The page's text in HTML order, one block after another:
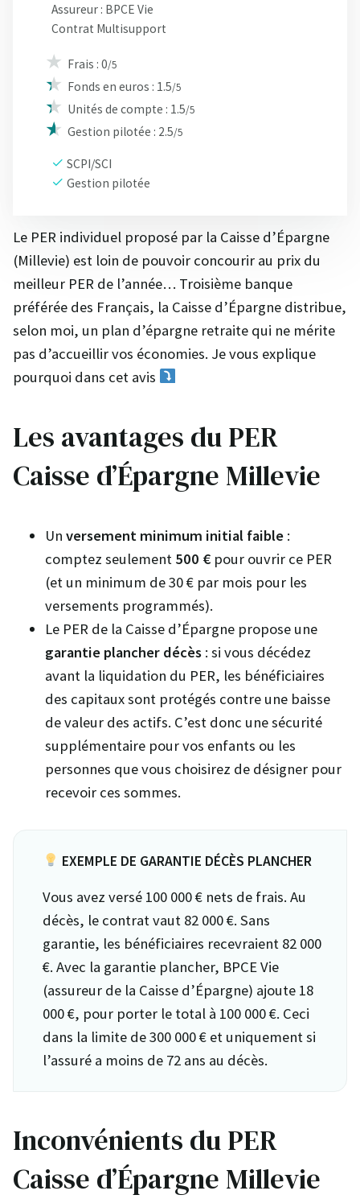
Assureur : BPCE Vie
Contrat Multisupport
Frais : 0/5
Fonds en euros : 1.5/5
Unités de compte : 1.5/5
Gestion pilotée : 2.5/5
SCPI/SCI
Gestion pilotée
Le PER individuel proposé par la Caisse d’Épargne
(Millevie) est loin de pouvoir concourir au prix du
meilleur PER de l’année… Troisième banque
préférée des Français, la Caisse d’Épargne distribue,
selon moi, un plan d’épargne retraite qui ne mérite
pas d’accueillir vos économies. Je vous explique
pourquoi dans cet avis
Les avantages du PER
Caisse d’Épargne Millevie
Un versement minimum initial faible :
comptez seulement 500 € pour ouvrir ce PER
(et un minimum de 30 € par mois pour les
versements programmés).
Le PER de la Caisse d’Épargne propose une
garantie plancher décès : si vous décédez
avant la liquidation du PER, les bénéficiaires
des capitaux sont protégés contre une baisse
de valeur des actifs. C’est donc une sécurité
supplémentaire pour vos enfants ou les
personnes que vous choisirez de désigner pour
recevoir ces sommes.
EXEMPLE DE GARANTIE DÉCÈS PLANCHER
Vous avez versé 100 000 € nets de frais. Au
décès, le contrat vaut 82 000 €. Sans
garantie, les bénéficiaires recevraient 82 000
€. Avec la garantie plancher, BPCE Vie
(assureur de la Caisse d’Épargne) ajoute 18
000 €, pour porter le total à 100 000 €. Ceci
dans la limite de 300 000 € et uniquement si
l’assuré a moins de 72 ans au décès.
Inconvénients du PER
Caisse d’Épargne Millevie